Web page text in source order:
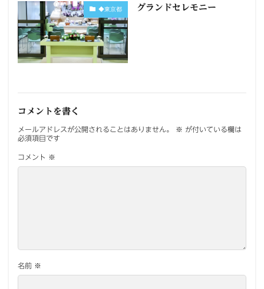
◆東京都 グランドセレモニー
コメントを書く
メールアドレスが公開されることはありません。 ※ が付いている欄は
必須項目です
コメント ※
名前 ※